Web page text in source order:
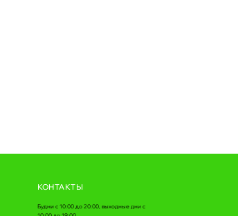
КОНТАКТЫ
Будни с 10:00 до 20:00, выходные дни с